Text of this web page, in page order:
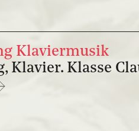
Klaviermusik
Klavier. Klasse